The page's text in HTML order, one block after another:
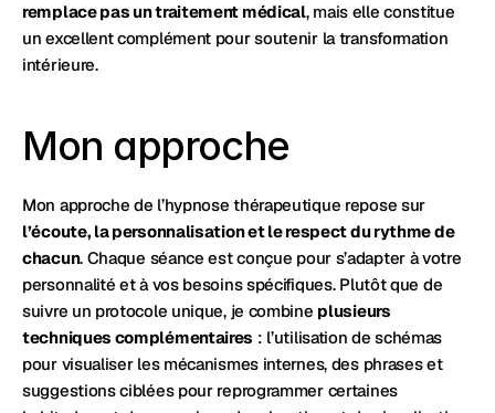
remplace pas un traitement médical, mais elle constitue
un excellent complément pour soutenir la transformation
intérieure.
Mon approche
l’écoute, la personnalisation et le respect du rythme de
chacun. Chaque séance est conçue pour s’adapter à votre
personnalité et à vos besoins spécifiques. Plutôt que de
suivre un protocole unique, je combine plusieurs
techniques complémentaires : l’utilisation de schémas
pour visualiser les mécanismes internes, des phrases et
suggestions ciblées pour reprogrammer certaines